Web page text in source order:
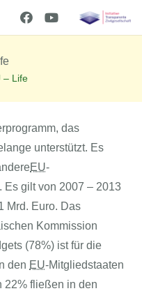
– Life
das
unterstützt. Es
EU-
Es gilt von 2007 – 2013
Mrd. Euro. Das
Kommission
(78%) ist für die
den EU-Mitgliedstaaten
22% fließen in den